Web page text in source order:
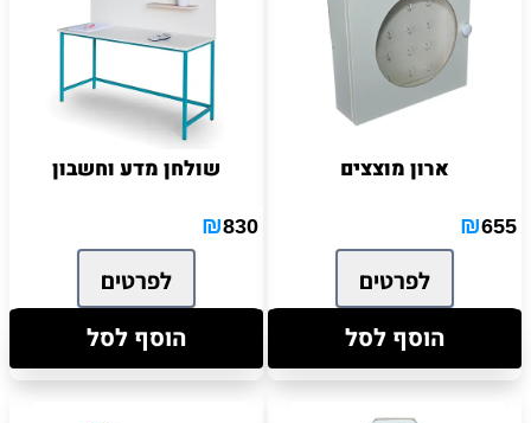
ארון מוצצים
₪655
לפרטים
הוסף לסל
שולחן מדע וחשבון
₪830
לפרטים
הוסף לסל